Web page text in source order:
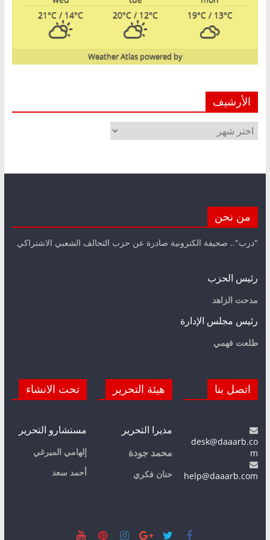
19°C/ 13°C
20°C / 12°C
21°C / 14°C
powered by
Weather Atlas
الأرشيف
الأرشيف
من نحن
"درب".. صحيفة الكترونية صادرة عن حزب التحالف الشعبي الاشتراكي
رئيس الحزب
مدحت الزاهد
رئيس مجلس الإدارة
طلعت فهمي
اتصل بنا
desk@daaarb.co
m
help@daaarb.com
هيئة التحرير
مديرا التحرير
محمد جودة
حنان فكري
تحت الانشاء
مستشارو التحرير
إلهامي الميرغي
أحمد سعد